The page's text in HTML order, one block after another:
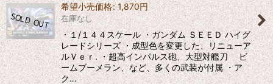
希望小売価格: 1,870円
在庫なし
・１/１４４スケール ・ガンダム ＳＥＥＤ ハイグ
レードシリーズ ・成型色を変更した、リニューア
ルＶｅｒ. ・超高インパルス砲、大型対艦刀 ビ
ームブーメラン、など、多くの武装が付属 ・ア
ク…